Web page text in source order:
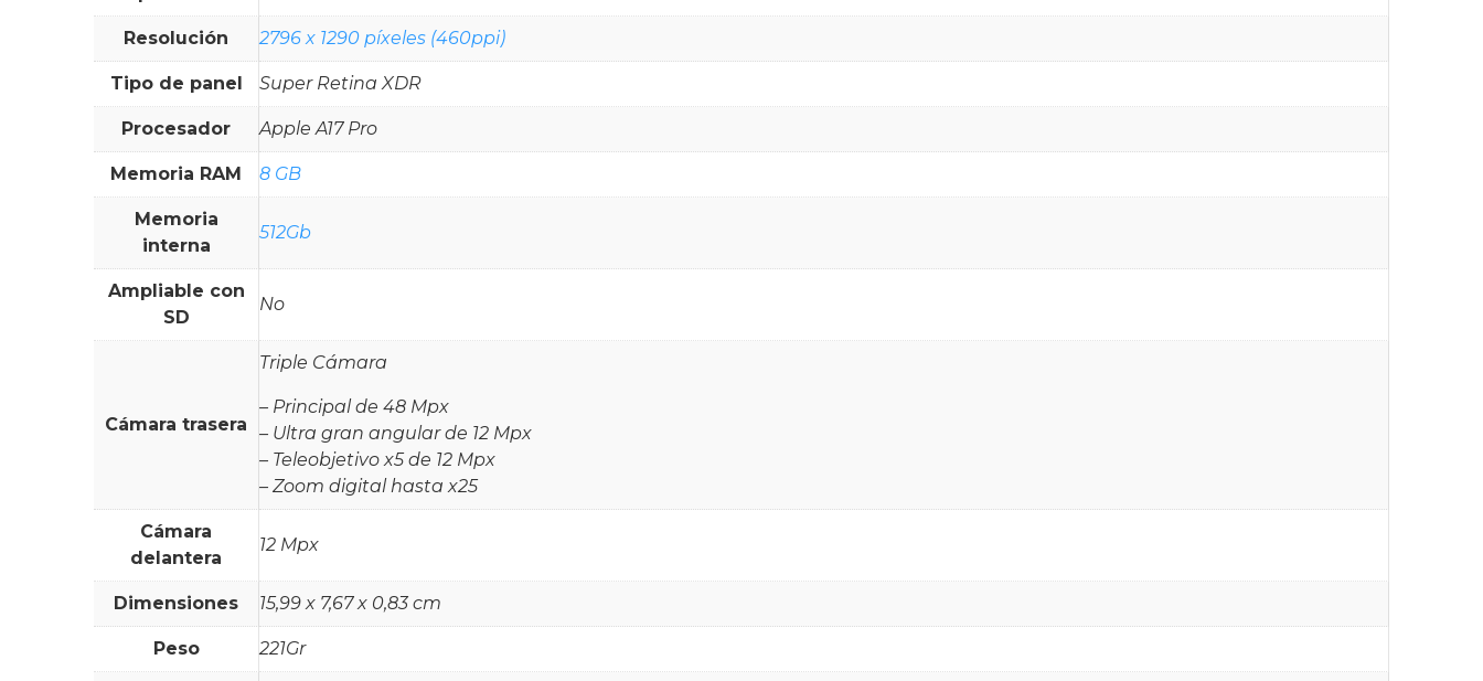
Resolución 2796 x 1290 píxeles (460ppi)
Tipo de panel Super Retina XDR
Procesador Apple A17 Pro
Memoria RAM 8 GB
Memoria
interna
512Gb
Ampliable con
SD
No
Cámara trasera
Triple Cámara
– Principal de 48 Mpx
– Ultra gran angular de 12 Mpx
– Teleobjetivo x5 de 12 Mpx
– Zoom digital hasta x25
Cámara
delantera
12 Mpx
Dimensiones 15,99 x 7,67 x 0,83 cm
Peso 221Gr